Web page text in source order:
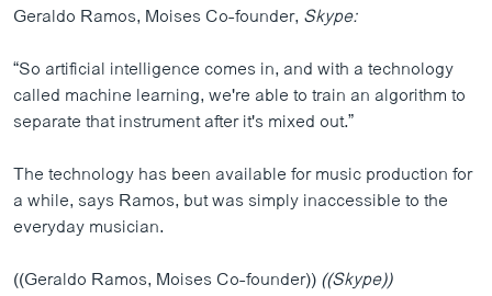
Geraldo Ramos, Moises Co-founder, Skype:
“So artificial intelligence comes in, and with a technology
called machine learning, we're able to train an algorithm to
separate that instrument after it's mixed out.”
The technology has been available for music production for
a while, says Ramos, but was simply inaccessible to the
everyday musician.
((Geraldo Ramos, Moises Co-founder))((Skype))